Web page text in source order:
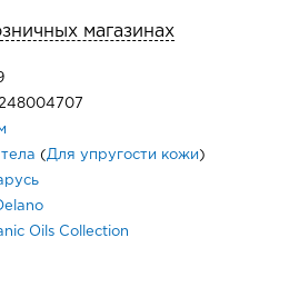
магазинах
( Для упругости кожи )
Oils Collection